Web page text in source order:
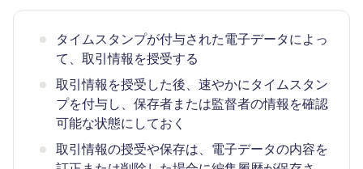
タイムスタンプが付与された電子データによっ
て、取引情報を授受する
取引情報を授受した後、速やかにタイムスタン
プを付与し、保存者または監督者の情報を確認
可能な状態にしておく
取引情報の授受や保存は、電子データの内容を